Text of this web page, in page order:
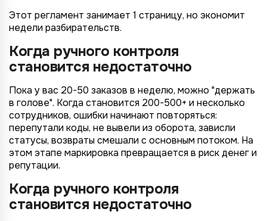
Этот регламент занимает 1 страницу, но экономит
недели разбирательств.
Когда ручного контроля
становится недостаточно
Пока у вас 20-50 заказов в неделю, можно "держать
в голове". Когда становится 200-500+ и несколько
сотрудников, ошибки начинают повторяться:
перепутали коды, не вывели из оборота, зависли
статусы, возвраты смешали с основным потоком. На
этом этапе маркировка превращается в риск денег и
репутации.
Когда ручного контроля
становится недостаточно